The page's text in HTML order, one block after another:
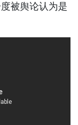
被舆论认为是